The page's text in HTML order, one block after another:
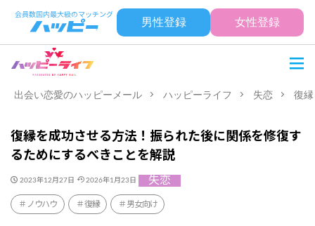
男性登録 女性登録
出会い恋愛のハッピーメール ハッピーライフ 失恋 復
復縁を成功させる方法！振られた後に関係を修復す
るためにするべきことを解説
2023年12月27日 2026年1月23日 失恋
ノウハウ 復縁 男女向け